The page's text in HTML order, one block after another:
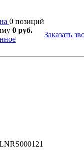
0 позиций
0 руб.
Заказать